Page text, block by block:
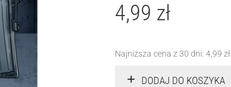
4,99 zł
Najniższa cena z 30 dni: 4,99 zł
DODAJ DO KOSZYKA